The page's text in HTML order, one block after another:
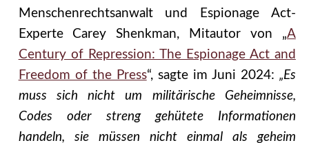
Menschenrechtsanwalt und Espionage Act-
Experte Carey Shenkman, Mitautor von „A
Century of Repression: The Espionage Act and
Freedom of the Press“, sagte im Juni 2024: „Es
muss sich nicht um militärische Geheimnisse,
Codes oder streng gehütete Informationen
handeln, sie müssen nicht einmal als geheim